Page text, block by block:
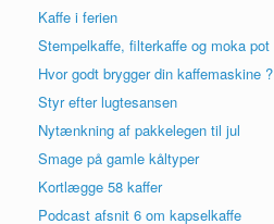
Kaffe i ferien
Stempelkaffe, filterkaffe og moka pot
Hvor godt brygger din kaffemaskine ?
Styr efter lugtesansen
Nytænkning af pakkelegen til jul
Smage på gamle kåltyper
Kortlægge 58 kaffer
Podcast afsnit 6 om kapselkaffe